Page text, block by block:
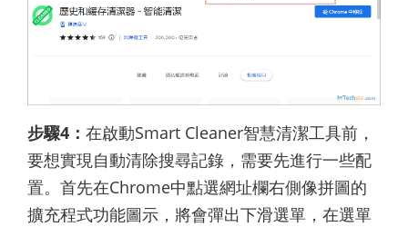
步驟4： 在啟動Smart Cleaner智慧清潔工具前，
要想實現自動清除搜尋記錄，需要先進行一些配
置。首先在Chrome中點選網址欄右側像拼圖的
擴充程式功能圖示，將會彈出下滑選單，在選單